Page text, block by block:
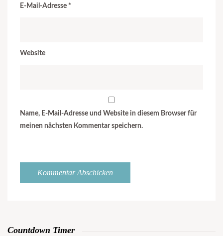
E-Mail-Adresse *
Website
Name, E-Mail-Adresse und Website in diesem Browser für
meinen nächsten Kommentar speichern.
Countdown Timer